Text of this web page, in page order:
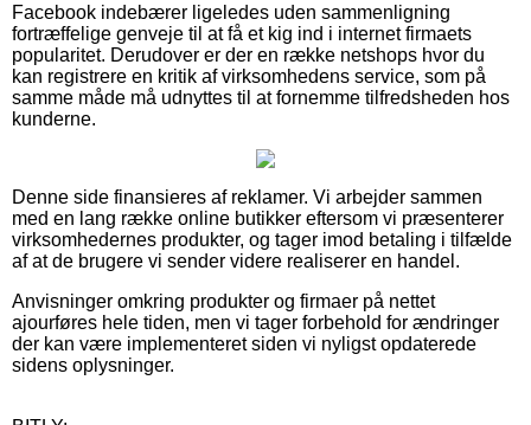
Facebook indebærer ligeledes uden sammenligning
fortræffelige genveje til at få et kig ind i internet firmaets
popularitet. Derudover er der en række netshops hvor du
kan registrere en kritik af virksomhedens service, som på
samme måde må udnyttes til at fornemme tilfredsheden hos
kunderne.
Denne side finansieres af reklamer. Vi arbejder sammen
med en lang række online butikker eftersom vi præsenterer
virksomhedernes produkter, og tager imod betaling i tilfælde
af at de brugere vi sender videre realiserer en handel.
Anvisninger omkring produkter og firmaer på nettet
ajourføres hele tiden, men vi tager forbehold for ændringer
der kan være implementeret siden vi nyligst opdaterede
sidens oplysninger.